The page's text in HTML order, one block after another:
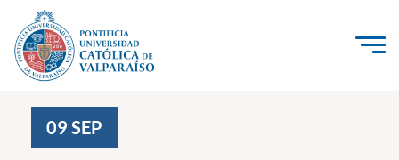
Click acá para ir directamente al contenido
Investigación, Creación e Innovación
09 SEP